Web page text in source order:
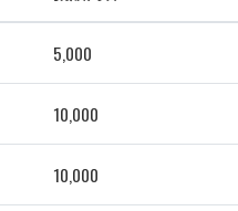
5,000
10,000
10,000